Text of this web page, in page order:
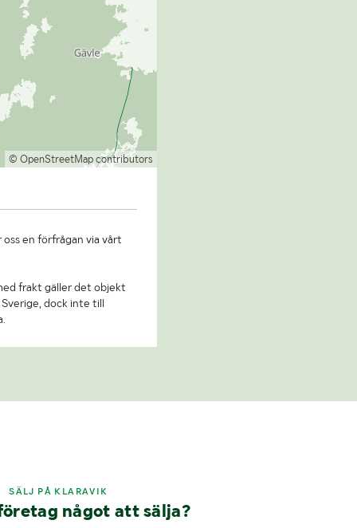
© OpenStreetMap contributors
en förfrågan via vårt
frakt gäller det objekt
dock inte till
SÄLJ PÅ KLARAVIK
något att sälja?